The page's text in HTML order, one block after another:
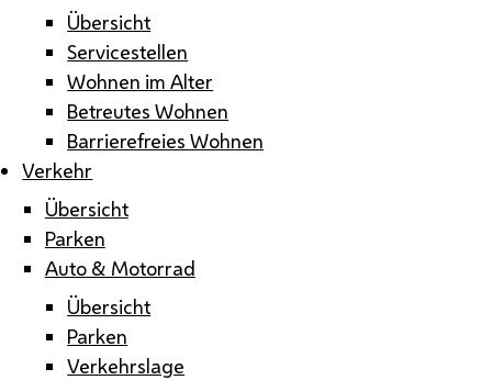
Übersicht
Servicestellen
Wohnen im Alter
Betreutes Wohnen
Barrierefreies Wohnen
Verkehr
Übersicht
Parken
Auto & Motorrad
Übersicht
Parken
Verkehrslage